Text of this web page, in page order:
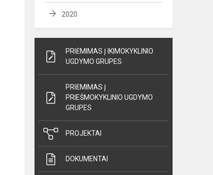
2020
PRIĖMIMAS Į IKIMOKYKLINIO
UGDYMO GRUPES
PRIĖMIMAS Į
PRIEŠMOKYKLINIO UGDYMO
GRUPES
PROJEKTAI
DOKUMENTAI